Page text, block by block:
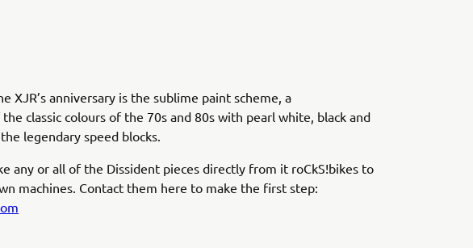
XJR’s anniversary is the sublime paint scheme, a
classic colours of the 70s and 80s with pearl white, black and
legendary speed blocks.
any or all of the Dissident pieces directly from it roCkS!bikes to
machines. Contact them here to make the first step: